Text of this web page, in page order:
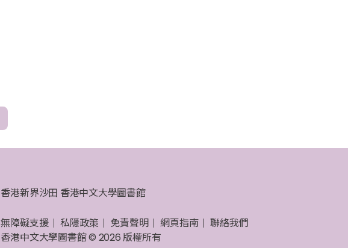
香港新界沙田 香港中文大學圖書館
無障礙支援 私隱政策 免責聲明 網頁指南
聯絡我們
香港中文大學圖書館 © 2026 版權所有